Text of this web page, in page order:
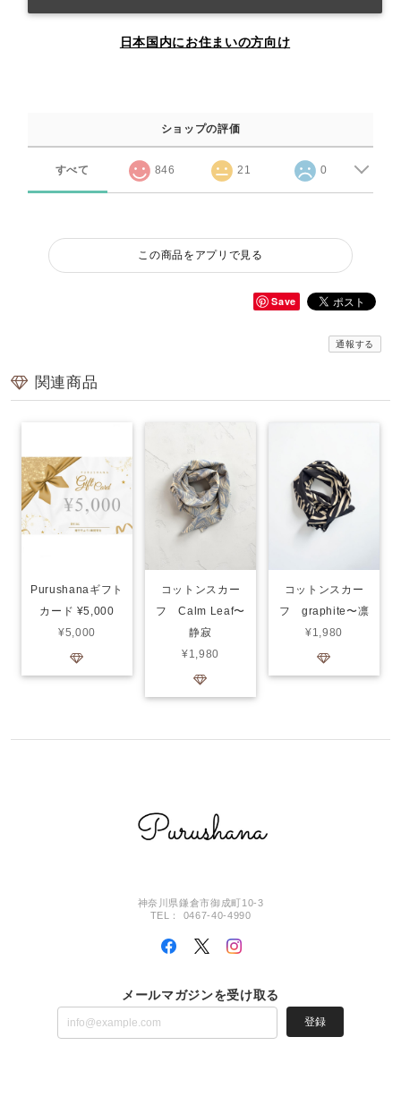
日本国内にお住まいの方向け
ショップの評価
すべて 846 21 0
この商品をアプリで見る
Save
通報する
関連商品
Purushanaギフト
カード ¥5,000
¥5,000
コットンスカー
フ Calm Leaf〜
静寂
¥1,980
コットンスカー
フ graphite〜凛
¥1,980
神奈川県鎌倉市御成町10-3
TEL： 0467-40-4990
メールマガジンを受け取る
登録